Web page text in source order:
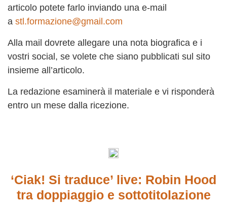
articolo potete farlo inviando una e-mail
a stl.formazione@gmail.com
Alla mail dovrete allegare una nota biografica e i
vostri social, se volete che siano pubblicati sul sito
insieme all’articolo.
La redazione esaminerà il materiale e vi risponderà
entro un mese dalla ricezione.
‘Ciak! Si traduce’ live: Robin Hood
tra doppiaggio e sottotitolazione